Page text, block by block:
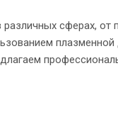
сферах,
плазменной